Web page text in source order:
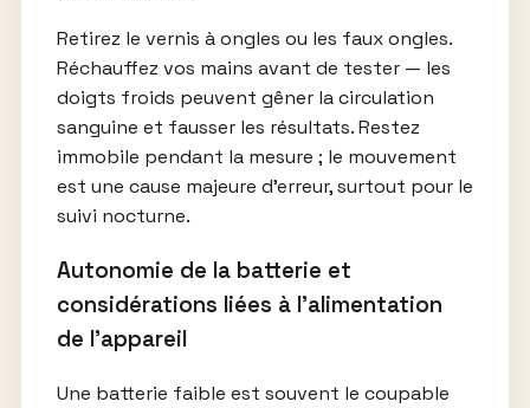
Retirez le vernis à ongles ou les faux ongles.
Réchauffez vos mains avant de tester — les
doigts froids peuvent gêner la circulation
sanguine et fausser les résultats. Restez
immobile pendant la mesure ; le mouvement
est une cause majeure d’erreur, surtout pour le
suivi nocturne.
Autonomie de la batterie et
considérations liées à l’alimentation
de l’appareil
Une batterie faible est souvent le coupable